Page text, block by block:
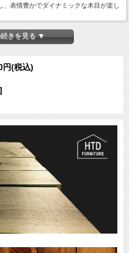
表情豊かでダイナミックな木目が楽し
変更し、より細いラインのアイアン脚
で、更にスタイリッシュなフォルムに
イアン”の相反する素材が組み合わさ
に仕上がっています。
ン仕上げ（オイルとウレタンを配
選びいただけます（仕上げ方法によっ
止め（＋5,500円）
ます。
きを見る ▼
円(税込)